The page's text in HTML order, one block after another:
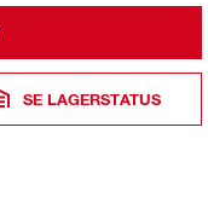
SE LAGERSTATUS